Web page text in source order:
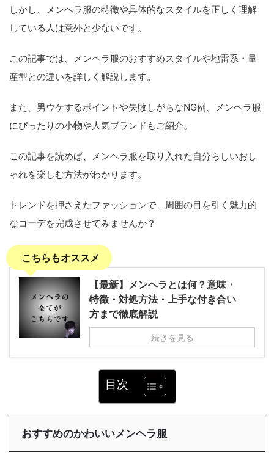
しかし、メンヘラ服の特徴や具体的なスタイルを正しく理解
している人は意外と少ないです。
この記事では、メンヘラ服のおすすめスタイルや地雷系・量
産型との違いを詳しく解説します。
また、男ウケするポイントや失敗しがちなNG例、メンヘラ服
にぴったりの小物や人気ブランドもご紹介。
この記事を読めば、メンヘラ服を取り入れた自分らしいおし
ゃれを楽しむ方法がわかります。
トレンドを押さえたファッションで、周囲の目を引く魅力的
なコーデを完成させてみませんか？
こちらもオススメ
【最新】メンヘラとは何？意味・
特徴・対処方法・上手な付き合い
方まで徹底解説
続きを見る
目次
おすすめのかわいいメンヘラ服